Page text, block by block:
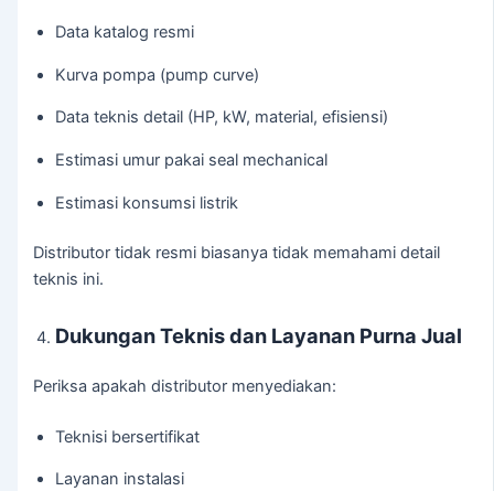
Data katalog resmi
Kurva pompa (pump curve)
Data teknis detail (HP, kW, material, efisiensi)
Estimasi umur pakai seal mechanical
Estimasi konsumsi listrik
Distributor tidak resmi biasanya tidak memahami detail
teknis ini.
Dukungan Teknis dan Layanan Purna Jual
Periksa apakah distributor menyediakan:
Teknisi bersertifikat
Layanan instalasi